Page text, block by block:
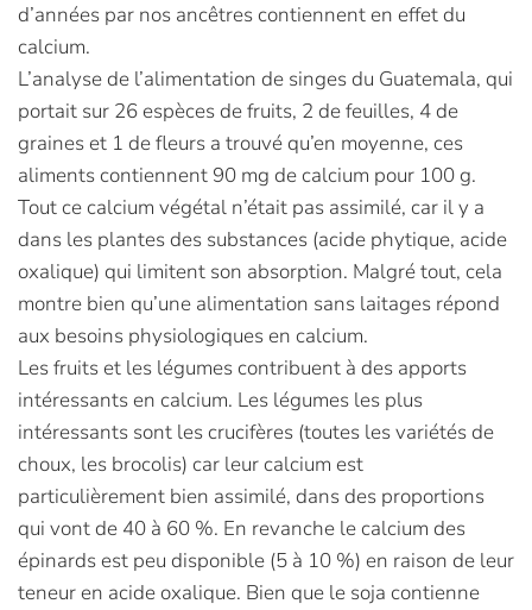
d’années par nos ancêtres contiennent en effet du
calcium.
L’analyse de l’alimentation de singes du Guatemala, qui
portait sur 26 espèces de fruits, 2 de feuilles, 4 de
graines et 1 de fleurs a trouvé qu’en moyenne, ces
aliments contiennent 90 mg de calcium pour 100 g.
Tout ce calcium végétal n’était pas assimilé, car il y a
dans les plantes des substances (acide phytique, acide
oxalique) qui limitent son absorption. Malgré tout, cela
montre bien qu’une alimentation sans laitages répond
aux besoins physiologiques en calcium.
Les fruits et les légumes contribuent à des apports
intéressants en calcium. Les légumes les plus
intéressants sont les crucifères (toutes les variétés de
choux, les brocolis) car leur calcium est
particulièrement bien assimilé, dans des proportions
qui vont de 40 à 60 %. En revanche le calcium des
épinards est peu disponible (5 à 10 %) en raison de leur
teneur en acide oxalique. Bien que le soja contienne